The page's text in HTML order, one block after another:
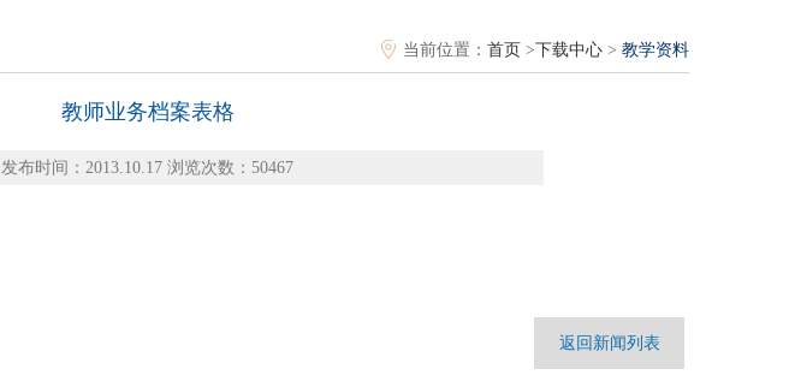
当前位置： 首页 >下载中心> 教学资料
教师业务档案表格
发布时间：2013.10.17 浏览次数：50467
返回新闻列表